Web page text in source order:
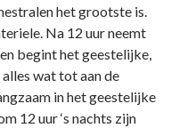
het grootste is.
Na 12 uur neemt
begint het geestelijke,
wat tot aan de
in het geestelijke
12 uur ‘s nachts zijn